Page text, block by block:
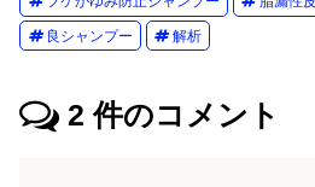
良シャンプー 解析
2 件のコメント